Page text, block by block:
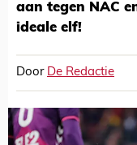
aan tegen NAC
ideale elf!
Door De Redactie